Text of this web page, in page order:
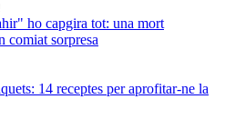
ho capgira tot: una mort
comiat sorpresa
14 receptes per aprofitar-ne la